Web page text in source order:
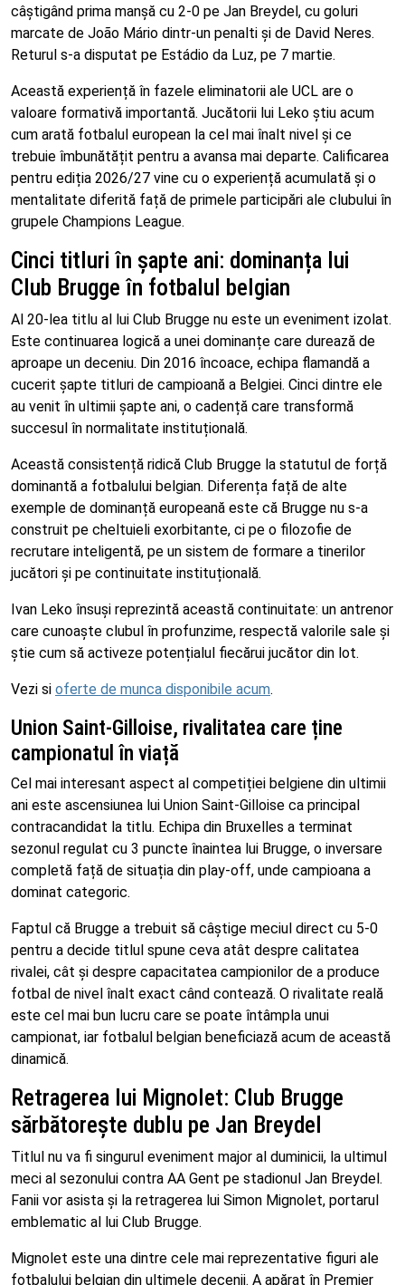
câștigând prima manșă cu 2-0 pe Jan Breydel, cu goluri
marcate de João Mário dintr-un penalti și de David Neres.
Returul s-a disputat pe Estádio da Luz, pe 7 martie.
Această experiență în fazele eliminatorii ale UCL are o
valoare formativă importantă. Jucătorii lui Leko știu acum
cum arată fotbalul european la cel mai înalt nivel și ce
trebuie îmbunătățit pentru a avansa mai departe. Calificarea
pentru ediția 2026/27 vine cu o experiență acumulată și o
mentalitate diferită față de primele participări ale clubului în
grupele Champions League.
Cinci titluri în șapte ani: dominanța lui
Club Brugge în fotbalul belgian
Al 20-lea titlu al lui Club Brugge nu este un eveniment izolat.
Este continuarea logică a unei dominanțe care durează de
aproape un deceniu. Din 2016 încoace, echipa flamandă a
cucerit șapte titluri de campioană a Belgiei. Cinci dintre ele
au venit în ultimii șapte ani, o cadență care transformă
succesul în normalitate instituțională.
Această consistență ridică Club Brugge la statutul de forță
dominantă a fotbalului belgian. Diferența față de alte
exemple de dominanță europeană este că Brugge nu s-a
construit pe cheltuieli exorbitante, ci pe o filozofie de
recrutare inteligentă, pe un sistem de formare a tinerilor
jucători și pe continuitate instituțională.
Ivan Leko însuși reprezintă această continuitate: un antrenor
care cunoaște clubul în profunzime, respectă valorile sale și
știe cum să activeze potențialul fiecărui jucător din lot.
Vezi si oferte de munca disponibile acum.
Union Saint-Gilloise, rivalitatea care ține
campionatul în viață
Cel mai interesant aspect al competiției belgiene din ultimii
ani este ascensiunea lui Union Saint-Gilloise ca principal
contracandidat la titlu. Echipa din Bruxelles a terminat
sezonul regulat cu 3 puncte înaintea lui Brugge, o inversare
completă față de situația din play-off, unde campioana a
dominat categoric.
Faptul că Brugge a trebuit să câștige meciul direct cu 5-0
pentru a decide titlul spune ceva atât despre calitatea
rivalei, cât și despre capacitatea campionilor de a produce
fotbal de nivel înalt exact când contează. O rivalitate reală
este cel mai bun lucru care se poate întâmpla unui
campionat, iar fotbalul belgian beneficiază acum de această
dinamică.
Retragerea lui Mignolet: Club Brugge
sărbătorește dublu pe Jan Breydel
Titlul nu va fi singurul eveniment major al duminicii, la ultimul
meci al sezonului contra AA Gent pe stadionul Jan Breydel.
Fanii vor asista și la retragerea lui Simon Mignolet, portarul
emblematic al lui Club Brugge.
Mignolet este una dintre cele mai reprezentative figuri ale
fotbalului belgian din ultimele decenii. A apărat în Premier